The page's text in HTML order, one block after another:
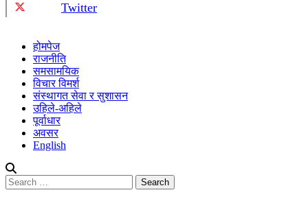
Twitter
होमपेज
राजनीति
समसामयिक
विचार विमर्श
संस्थागत सेवा र सुशासन
उहिले-अहिले
पूर्वाधार
अवसर
English
Search
for: